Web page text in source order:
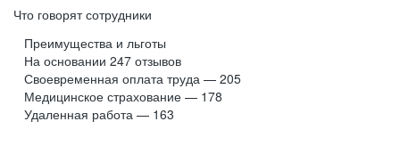
Что говорят сотрудники
Преимущества и льготы
На основании 247 отзывов
Своевременная оплата труда — 205
Медицинское страхование — 178
Удаленная работа — 163